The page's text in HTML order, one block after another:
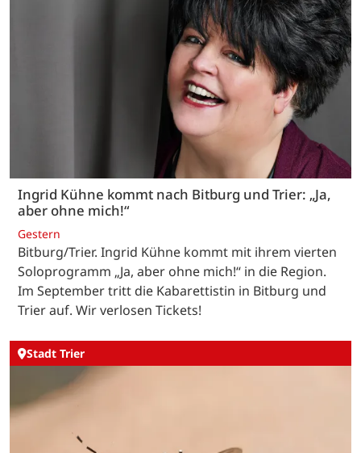
Ingrid Kühne kommt nach Bitburg und Trier: „Ja,
aber ohne mich!“
Gestern
Bitburg/Trier. Ingrid Kühne kommt mit ihrem vierten
Soloprogramm „Ja, aber ohne mich!“ in die Region.
Im September tritt die Kabarettistin in Bitburg und
Trier auf. Wir verlosen Tickets!
Stadt Trier